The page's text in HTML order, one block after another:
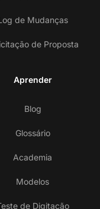
de Mudanças
de Proposta
Aprender
Blog
Glossário
Academia
Modelos
de Digitação